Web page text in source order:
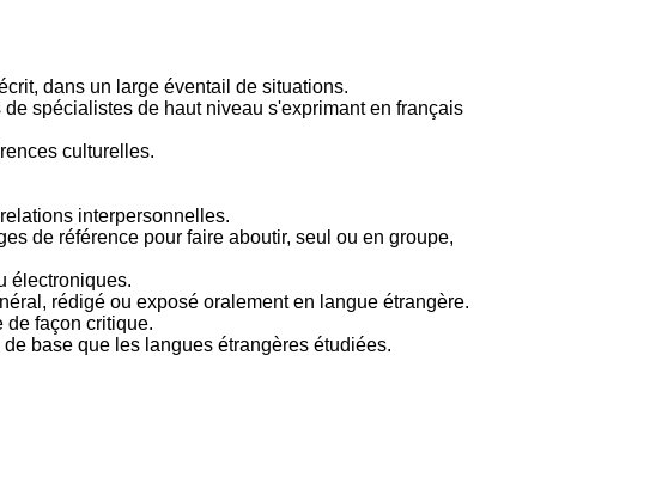
dans un large éventail de situations.
spécialistes de haut niveau s'exprimant en français
culturelles.
interpersonnelles.
de référence pour faire aboutir, seul ou en groupe,
électroniques.
rédigé ou exposé oralement en langue étrangère.
de façon critique.
base que les langues étrangères étudiées.